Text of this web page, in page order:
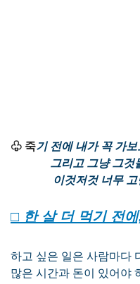
♧ 죽기 전에 내가 꼭 가
그리고 그냥 그것들을
이것저것 너무 고민하
□ 한 살 더 먹기 전
하고 싶은 일은 사람마다
많은 시간과 돈이 있어야